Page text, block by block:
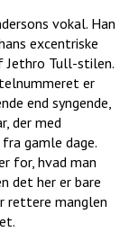
vokal. Han
excentriske
Tull-stilen.
er
end syngende,
der med
gamle dage.
for, hvad man
det her er bare
rettere manglen